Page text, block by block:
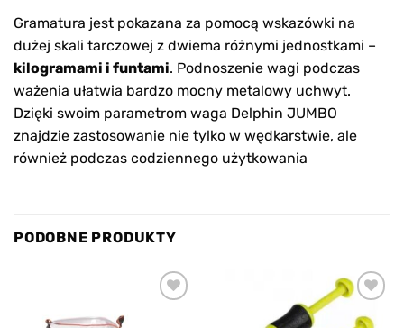
Gramatura jest pokazana za pomocą wskazówki na
dużej skali tarczowej z dwiema różnymi jednostkami –
kilogramami i funtami. Podnoszenie wagi podczas
ważenia ułatwia bardzo mocny metalowy uchwyt.
Dzięki swoim parametrom waga Delphin JUMBO
znajdzie zastosowanie nie tylko w wędkarstwie, ale
również podczas codziennego użytkowania
PODOBNE PRODUKTY
Add to
wishlist